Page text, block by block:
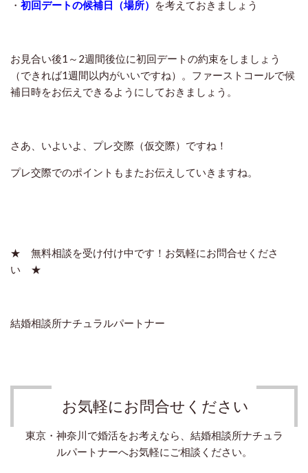
・ 初回デートの候補日（場所） を考えておきましょう
お見合い後1～2週間後位に初回デートの約束をしましょう
（できれば1週間以内がいいですね）。ファーストコールで候
補日時をお伝えできるようにしておきましょう。
さあ、 いよいよ、プレ交際（仮交際） ですね！
プレ交際でのポイントもまたお伝えしていきますね。
★ 無料相談を受け付け中です！お気軽にお問合せくださ
い ★
結婚相談所ナチュラルパートナー
お気軽にお問合せください
東京・神奈川で婚活をお考えなら、結婚相談所ナチュラ
ルパートナーへお気軽にご相談ください。